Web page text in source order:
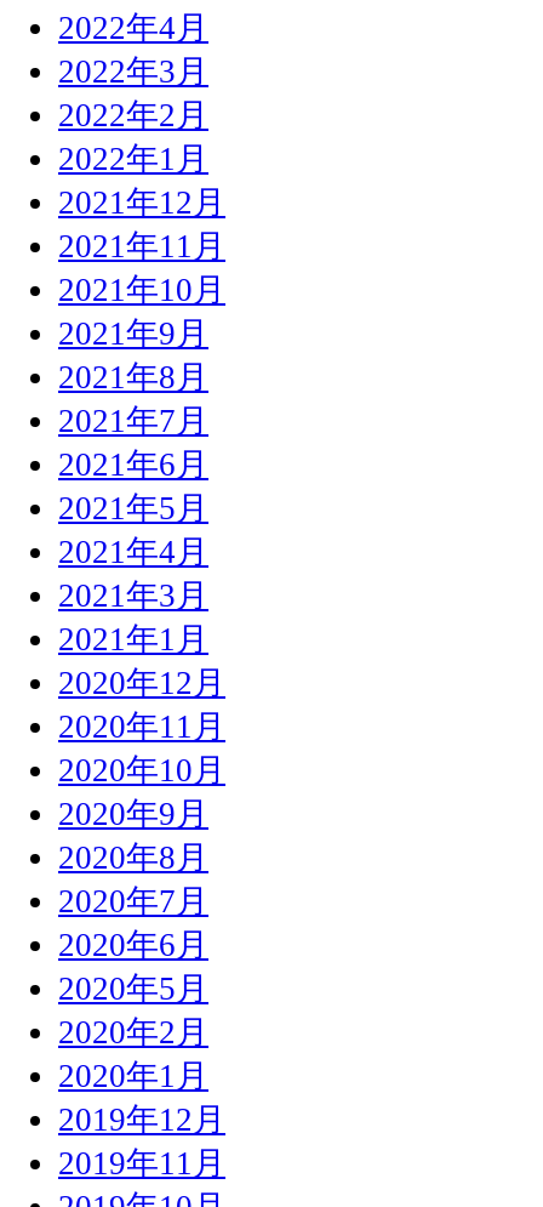
2022年4月
2022年3月
2022年2月
2022年1月
2021年12月
2021年11月
2021年10月
2021年9月
2021年8月
2021年7月
2021年6月
2021年5月
2021年4月
2021年3月
2021年1月
2020年12月
2020年11月
2020年10月
2020年9月
2020年8月
2020年7月
2020年6月
2020年5月
2020年2月
2020年1月
2019年12月
2019年11月